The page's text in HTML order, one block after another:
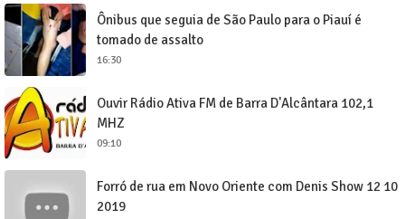
Ônibus que seguia de São Paulo para o Piauí é
tomado de assalto
16:30
Ouvir Rádio Ativa FM de Barra D'Alcântara 102,1
MHZ
09:10
Forró de rua em Novo Oriente com Denis Show 12 10
2019